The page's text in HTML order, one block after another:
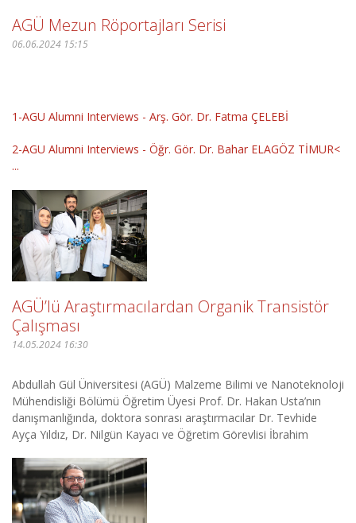
AGÜ Mezun Röportajları Serisi
06.06.2024 15:15
1-AGU Alumni Interviews - Arş. Gör. Dr. Fatma ÇELEBİ
2-AGU Alumni Interviews - Öğr. Gör. Dr. Bahar ELAGÖZ TİMUR<
...
AGÜ’lü Araştırmacılardan Organik Transistör
Çalışması
14.05.2024 16:30
Abdullah Gül Üniversitesi (AGÜ) Malzeme Bilimi ve Nanoteknoloji
Mühendisliği Bölümü Öğretim Üyesi Prof. Dr. Hakan Usta’nın
danışmanlığında, doktora sonrası araştırmacılar Dr. Tevhide
Ayça Yıldız, Dr. Nilgün Kayacı ve Öğretim Görevlisi İbrahim